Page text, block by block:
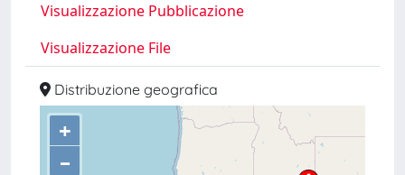
Visualizzazione Pubblicazione
Visualizzazione File
Distribuzione geografica
+
–